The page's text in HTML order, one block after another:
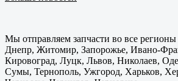
Мы отправляем запчасти во все
Днепр, Житомир, Запорожье, Ивано-
Кировоград, Луцк, Львов, Николаев,
Сумы, Тернополь, Ужгород, Харьков,